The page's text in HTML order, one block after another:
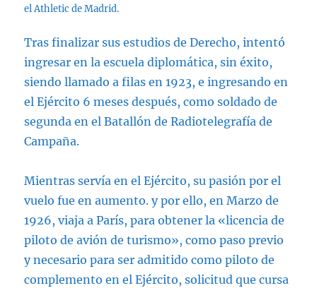
el Athletic de Madrid.
Tras finalizar sus estudios de Derecho, intentó
ingresar en la escuela diplomática, sin éxito,
siendo llamado a filas en 1923, e ingresando en
el Ejército 6 meses después, como soldado de
segunda en el Batallón de Radiotelegrafía de
Campaña.
Mientras servía en el Ejército, su pasión por el
vuelo fue en aumento. y por ello, en Marzo de
1926, viaja a París, para obtener la «licencia de
piloto de avión de turismo», como paso previo
y necesario para ser admitido como piloto de
complemento en el Ejército, solicitud que cursa